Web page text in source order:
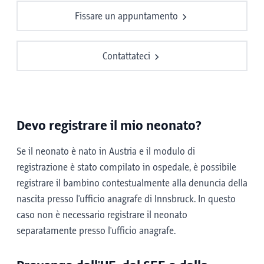
Fissare un appuntamento
Contattateci
Devo registrare il mio neonato?
Se il neonato è nato in Austria e il modulo di
registrazione è stato compilato in ospedale, è possibile
registrare il bambino contestualmente alla denuncia della
nascita presso l'ufficio anagrafe di Innsbruck. In questo
caso non è necessario registrare il neonato
separatamente presso l'ufficio anagrafe.